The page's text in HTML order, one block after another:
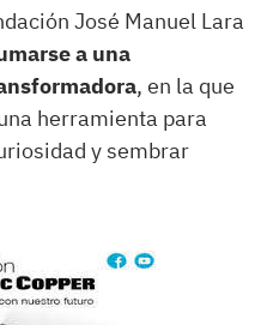
José Manuel Lara
a una
, en la que
herramienta para
y sembrar